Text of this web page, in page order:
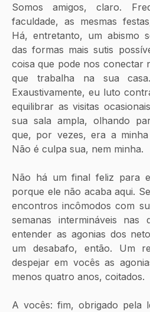
Somos amigos, claro.
faculdade, as mesmas
Há, entretanto, um abismo
das formas mais sutis
coisa que pode nos conectar
que trabalha na sua
Exaustivamente, eu luto
equilibrar as visitas
sua sala ampla, olhando
que, por vezes, era a
Não é culpa sua, nem minha.
Não há um final feliz para
porque ele não acaba aqui.
encontros incômodos com
semanas intermináveis nas
entender as agonias dos
um desabafo, então. Um
despejar em vocês as
menos quatro anos, coitados.
A vocês: fim, obrigado pela